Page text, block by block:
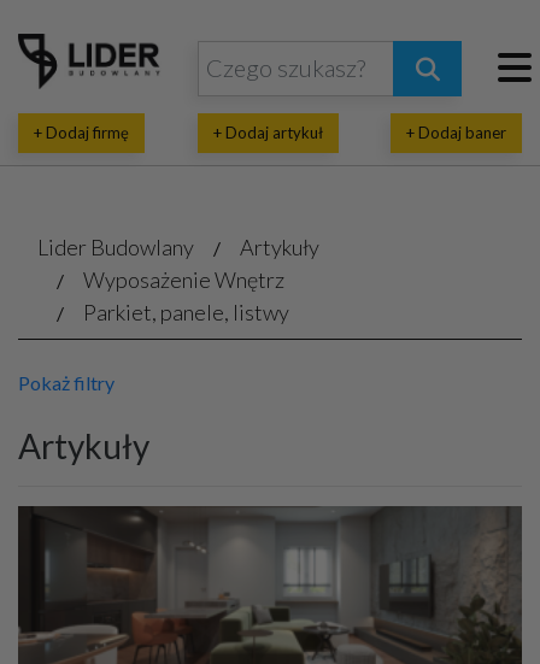
+ Dodaj firmę + Dodaj artykuł + Dodaj baner
Lider Budowlany
Artykuły
Wyposażenie Wnętrz
Parkiet, panele, listwy
Pokaż filtry
Artykuły